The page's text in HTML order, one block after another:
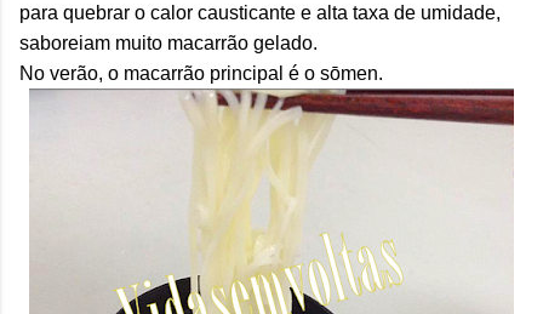
para quebrar o calor causticante e alta taxa de umidade,
saboreiam muito macarrão gelado.
No verão, o macarrão principal é o sōmen.